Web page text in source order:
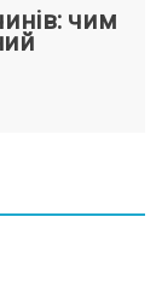
чим